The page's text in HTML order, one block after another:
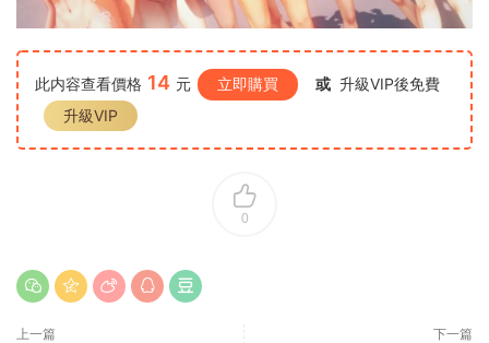
此内容查看價格 14 元 立即購買 或 升級VIP後免費
升級VIP
0
上一篇 下一篇